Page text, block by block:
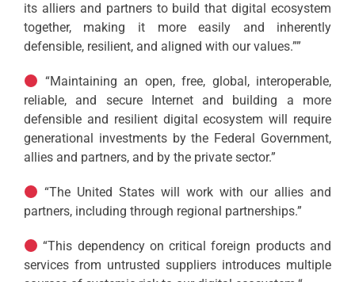
its alliers and partners to build that digital ecosystem
together, making it more easily and inherently
defensible, resilient, and aligned with our values.””
“Maintaining an open, free, global, interoperable,
reliable, and secure Internet and building a more
defensible and resilient digital ecosystem will require
generational investments by the Federal Government,
allies and partners, and by the private sector.”
“The United States will work with our allies and
partners, including through regional partnerships.”
“This dependency on critical foreign products and
services from untrusted suppliers introduces multiple